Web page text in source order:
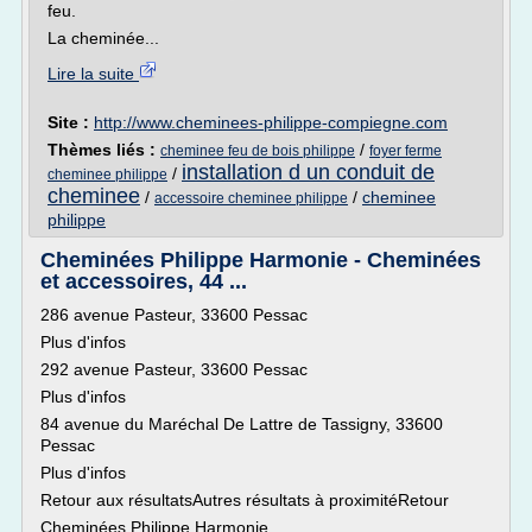
feu.
La cheminée...
Lire la suite
Site : http://www.cheminees-philippe-compiegne.com
Thèmes liés : cheminee feu de bois philippe / foyer ferme
cheminee philippe / installation d un conduit de
cheminee / accessoire cheminee philippe / cheminee
philippe
Cheminées Philippe Harmonie - Cheminées
et accessoires, 44 ...
286 avenue Pasteur, 33600 Pessac
Plus d'infos
292 avenue Pasteur, 33600 Pessac
Plus d'infos
84 avenue du Maréchal De Lattre de Tassigny, 33600
Pessac
Plus d'infos
Retour aux résultatsAutres résultats à proximitéRetour
Cheminées Philippe Harmonie